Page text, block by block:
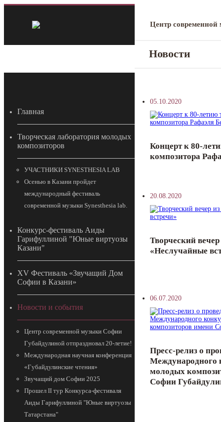
Главная
Творческая лаборатория молодых
композиторов
УЧАСТНИКИ SYNESTHESIA LAB
Осенью в Казани пройдет
международный фестиваль
современной музыки Synesthesia lab.
Конкурс-фестиваль Аиды
Гарифуллиной "Юные виртуозы
Казани"
ХV Фестиваль «Звучащий Дом
Софии в Казани»
Новости и события
Центр современной музыки Софии
Губайдулиной отпраздновал 20-летие!
Международная научная конференция
«Губайдулинские чтения»
Звучащий дом Софии 2025
Прошел II тур Конкурса-фестиваля
Аиды Гарифуллиной "Юные виртуозы
Татарстана"
Центр
Новости
05.10.2020
Концерт к 80-
композитора
20.08.2020
Творческий
«Неслучайные
06.07.2020
Пресс-релиз о
Международного
молодых
Софии